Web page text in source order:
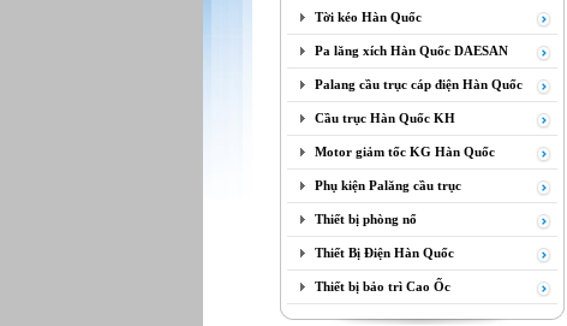
Tời kéo Hàn Quốc
Pa lăng xích Hàn Quốc DAESAN
Palang cầu trục cáp điện Hàn Quốc
Cầu trục Hàn Quốc KH
Motor giảm tốc KG Hàn Quốc
Phụ kiện Palăng cầu trục
Thiết bị phòng nổ
Thiết Bị Điện Hàn Quốc
Thiết bị bảo trì Cao Ốc